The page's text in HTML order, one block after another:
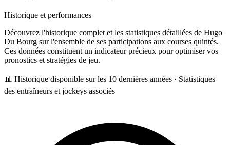
Historique et performances
Découvrez l'historique complet et les statistiques détaillées de Hugo
Du Bourg sur l'ensemble de ses participations aux courses quintés.
Ces données constituent un indicateur précieux pour optimiser vos
pronostics et stratégies de jeu.
📊 Historique disponible sur les 10 dernières années · Statistiques
des entraîneurs et jockeys associés